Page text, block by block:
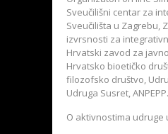
Sveučilišni centar za
Sveučilišta u Zagrebu,
izvrsnosti za
Hrvatski zavod za
Hrvatsko bioetičko
filozofsko društvo,
Udruga Susret, ANPEPP.
O aktivnostima udruge